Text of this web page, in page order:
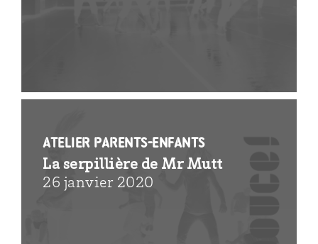
Atelier parents-enfants
La serpillière de Mr Mutt
26 janvier 2020